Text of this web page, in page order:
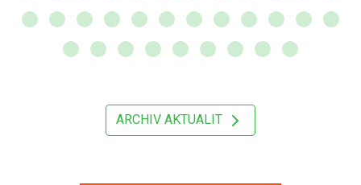
ARCHIV AKTUALIT